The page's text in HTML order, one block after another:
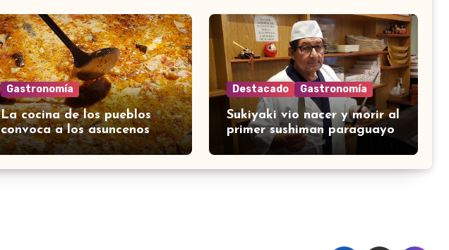
Gastronomía
La cocina de los pueblos
convoca a los asuncenos
Destacado Gastronomía
Sukiyaki vio nacer y morir al
primer sushiman paraguayo